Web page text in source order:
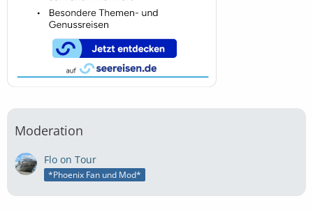
Moderation
Flo on Tour
*Phoenix Fan und Mod*